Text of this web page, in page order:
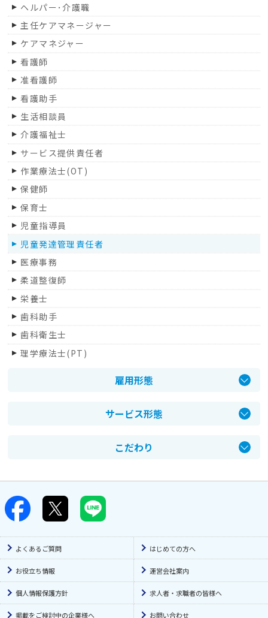
笛吹市
南アルプス市
山梨市
中央市
甲州市
昭和町
市川三郷町
富士吉田市
都留市
富士河口湖町
大月市
上野原市
山中湖村
鳴沢村
道志村
韮崎市
北杜市
富士川町
身延町
ヘルパー･介護職
主任ケアマネージャー
ケアマネジャー
看護師
准看護師
看護助手
生活相談員
介護福祉士
サービス提供責任者
作業療法士(OT)
保健師
保育士
児童指導員
児童発達管理責任者
医療事務
柔道整復師
栄養士
歯科助手
歯科衛生士
理学療法士(PT)
臨床心理士
薬剤師
言語聴覚士(ST)
診療放射線技師
調理師
鍼灸師
雇用形態
サービス形態
看護小規模多機能
ショートステイ
訪問看護
有料老人ホーム
特別養護老人ホーム
訪問介護
こだわり
夜勤多め
早番勤務のみ
土日祝休み
土日休み
年休110日〜
日曜休み
短時間勤務OK（扶養内）
よくあるご質問 はじめての方へ
お役立ち情報 運営会社案内
個人情報保護方針 求人者・求職者の皆様へ
掲載をご検討中の企業様へ お問い合わせ